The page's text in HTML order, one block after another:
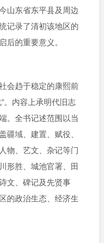
山东省东平县及周边
记录了清初该地区的
后的重要意义。
会趋于稳定的康熙前
。内容上承明代旧志
。全书记述范围以当
疆域、建置、赋役、
物、艺文、杂记等门
形胜、城池官署、田
文、碑记及先贤事
的政治生态、经济生